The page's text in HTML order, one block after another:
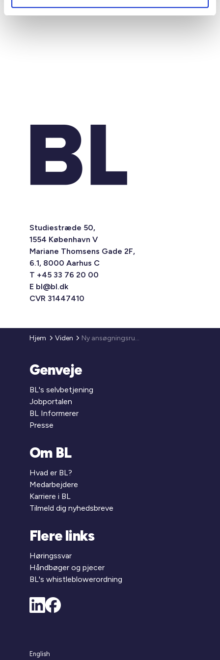
Studiestræde 50,
1554 København V
Mariane Thomsens Gade 2F,
6.1, 8000 Aarhus C
T +45 33 76 20 00
E bl@bl.dk
CVR 31447410
Hjem Viden Ny ansøgningsrunde til solcellepulje
Genveje
BL's selvbetjening
Jobportalen
BL Informerer
Presse
Om BL
Hvad er BL?
Medarbejdere
Karriere i BL
Tilmeld dig nyhedsbreve
Flere links
Høringssvar
Håndbøger og pjecer
BL's whistleblowerordning
English